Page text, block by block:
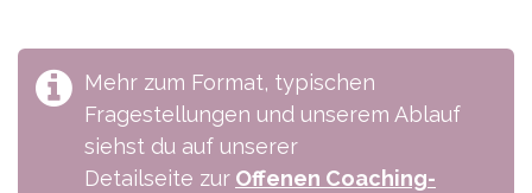
Mehr zum Format, typischen
Fragestellungen und unserem Ablauf
siehst du auf unserer
Detailseite zur Offenen Coaching-